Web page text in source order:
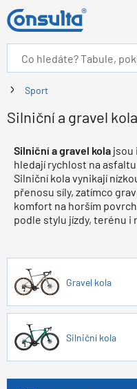
Sport
Silniční a gravel
Silniční a gravel kola jsou
hledají rychlost na
Silniční kola vynikají
přenosu síly, zatímco
komfort na horším
podle stylu jízdy, terénu i
Gravel kola
Silniční kola